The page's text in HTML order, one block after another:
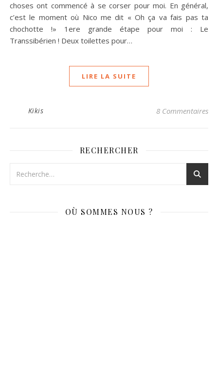
choses ont commencé à se corser pour moi. En général,
c’est le moment où Nico me dit « Oh ça va fais pas ta
chochotte !» 1ere grande étape pour moi : Le
Transsibérien ! Deux toilettes pour…
LIRE LA SUITE
Kikis 8 Commentaires
RECHERCHER
OÙ SOMMES NOUS ?